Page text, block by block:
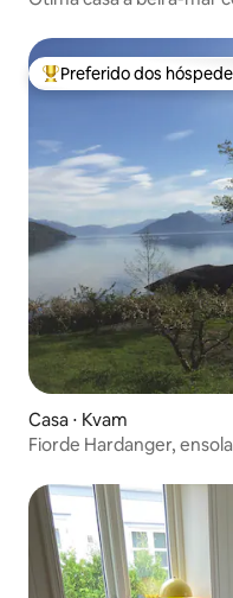
Entre os melhores
Preferido dos
Casa ⋅ Kvam
Fiorde Hardanger,